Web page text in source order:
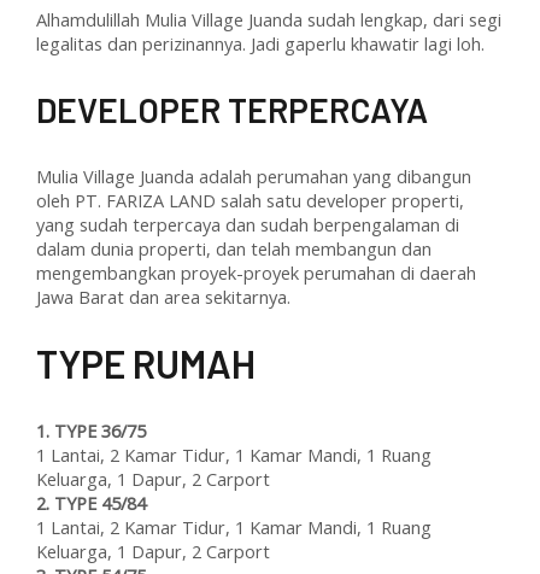
Alhamdulillah Mulia Village Juanda sudah lengkap, dari segi
legalitas dan perizinannya. Jadi gaperlu khawatir lagi loh.
DEVELOPER TERPERCAYA
Mulia Village Juanda adalah perumahan yang dibangun
oleh PT. FARIZA LAND salah satu developer properti,
yang sudah terpercaya dan sudah berpengalaman di
dalam dunia properti, dan telah membangun dan
mengembangkan proyek-proyek perumahan di daerah
Jawa Barat dan area sekitarnya.
TYPE RUMAH
1. TYPE 36/75
1 Lantai, 2 Kamar Tidur, 1 Kamar Mandi, 1 Ruang
Keluarga, 1 Dapur, 2 Carport
2. TYPE 45/84
1 Lantai, 2 Kamar Tidur, 1 Kamar Mandi, 1 Ruang
Keluarga, 1 Dapur, 2 Carport